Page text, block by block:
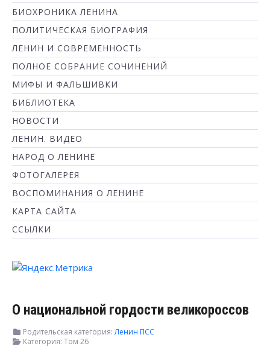
БИОХРОНИКА ЛЕНИНА
ПОЛИТИЧЕСКАЯ БИОГРАФИЯ
ЛЕНИН И СОВРЕМЕННОСТЬ
ПОЛНОЕ СОБРАНИЕ СОЧИНЕНИЙ
МИФЫ И ФАЛЬШИВКИ
БИБЛИОТЕКА
НОВОСТИ
ЛЕНИН. ВИДЕО
НАРОД О ЛЕНИНЕ
ФОТОГАЛЕРЕЯ
ВОСПОМИНАНИЯ О ЛЕНИНЕ
КАРТА САЙТА
ССЫЛКИ
О национальной гордости великороссов
Родительская категория:Ленин ПСС
Категория: Том 26